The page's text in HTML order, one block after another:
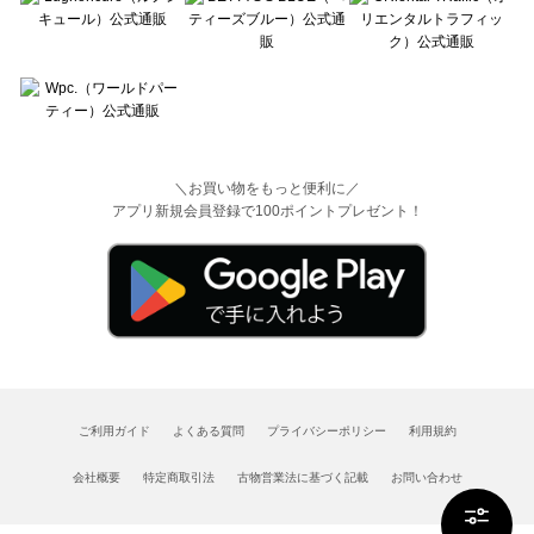
＼お買い物をもっと便利に／
アプリ新規会員登録で100ポイントプレゼント！
ご利用ガイド よくある質問 プライバシーポリシー 利用規約
会社概要 特定商取引法 古物営業法に基づく記載 お問い合わせ